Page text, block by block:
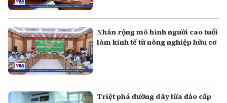
Nhân rộng mô hình người cao tuổi
làm kinh tế từ nông nghiệp hữu cơ
Triệt phá đường dây lừa đảo cấp